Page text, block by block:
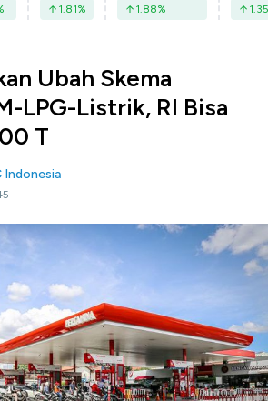
1.81% 1.88% 1.35
Ubah Skema
LPG-Listrik, RI Bisa
T
Indonesia